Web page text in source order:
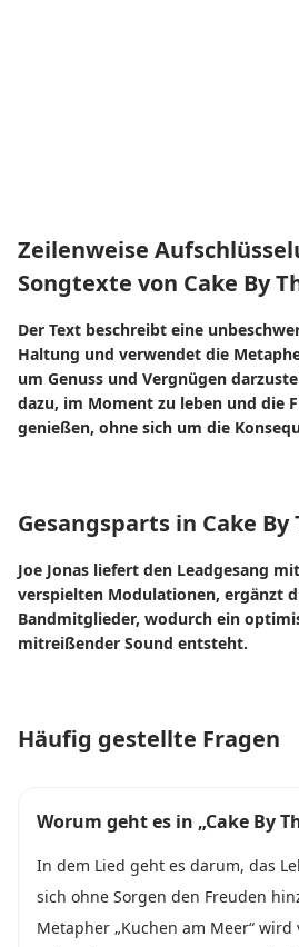
Zeilenweise
Songtexte von Cake By
Der Text beschreibt eine
Haltung und verwendet die
um Genuss und Vergnügen
dazu, im Moment zu leben und die
genießen, ohne sich um die
Gesangsparts in Cake By
Joe Jonas liefert den Leadgesang
verspielten Modulationen, ergänzt
Bandmitglieder, wodurch ein
mitreißender Sound entsteht.
Häufig gestellte Fragen
Worum geht es in „Cake By
In dem Lied geht es darum, das
sich ohne Sorgen den Freuden
Metapher „Kuchen am Meer“